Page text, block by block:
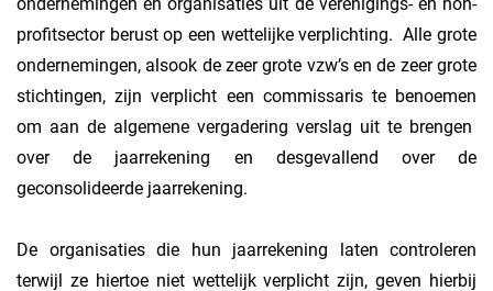
profitsector berust op een wettelijke verplichting. Alle grote
ondernemingen, alsook de zeer grote vzw’s en de zeer grote
stichtingen, zijn verplicht een commissaris te benoemen
om aan de algemene vergadering verslag uit te brengen
over de jaarrekening en desgevallend over de
geconsolideerde jaarrekening.
De organisaties die hun jaarrekening laten controleren
terwijl ze hiertoe niet wettelijk verplicht zijn, geven hierbij